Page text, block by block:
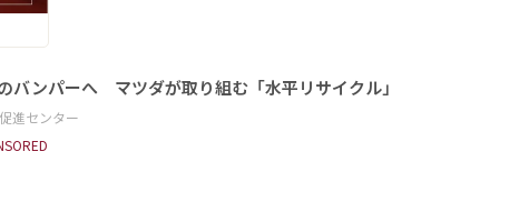
バンパーへ マツダが取り組む「水平リサイクル」
進センター